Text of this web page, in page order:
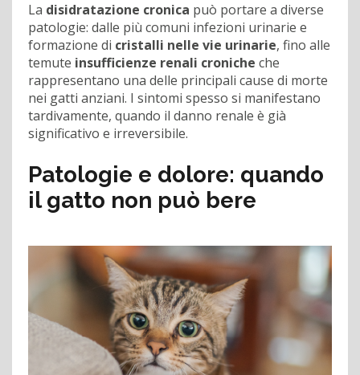
La disidratazione cronica può portare a diverse
patologie: dalle più comuni infezioni urinarie e
formazione di cristalli nelle vie urinarie, fino alle
temute insufficienze renali croniche che
rappresentano una delle principali cause di morte
nei gatti anziani. I sintomi spesso si manifestano
tardivamente, quando il danno renale è già
significativo e irreversibile.
Patologie e dolore: quando
il gatto non può bere